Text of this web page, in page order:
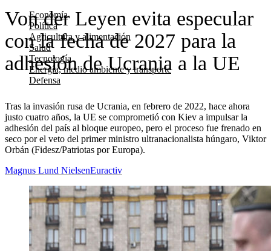
Economía
Política
Agricultura y alimentación
Salud
Tecnología
Energía, medio ambiente y transporte
Defensa
Von der Leyen evita especular
con la fecha de 2027 para la
adhesión de Ucrania a la UE
Tras la invasión rusa de Ucrania, en febrero de 2022, hace ahora
justo cuatro años, la UE se comprometió con Kiev a impulsar la
adhesión del país al bloque europeo, pero el proceso fue frenado en
seco por el veto del primer ministro ultranacionalista húngaro, Viktor
Orbán (Fidesz/Patriotas por Europa).
Magnus Lund NielsenEuractiv